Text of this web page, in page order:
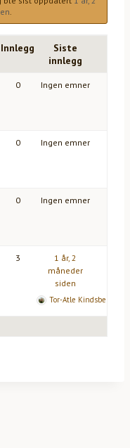
.
Innlegg
Siste
innlegg
0 Ingen emner
0 Ingen emner
0 Ingen emner
3
1 år, 2
måneder
siden
Tor-Atle Kindsbekken